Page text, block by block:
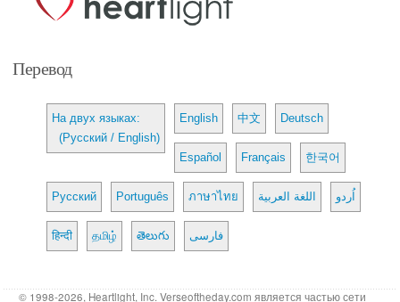
Перевод
На двух языках:
(Русский / English)
English 中文 Deutsch
Español Français 한국어
Русский Português ภาษาไทย اللغة العربية اُردو
हिन्दी தமிழ் తెలుగు فارسی
© 1998-2026, Heartlight, Inc. Verseoftheday.com является частью сети